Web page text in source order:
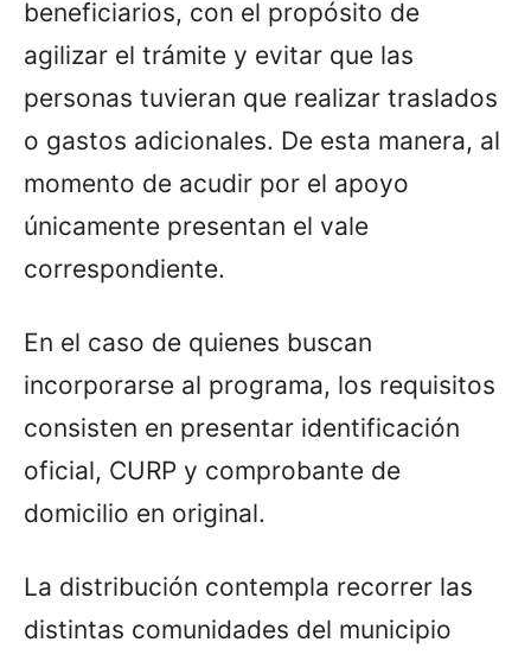
beneficiarios, con el propósito de
agilizar el trámite y evitar que las
personas tuvieran que realizar traslados
o gastos adicionales. De esta manera, al
momento de acudir por el apoyo
únicamente presentan el vale
correspondiente.
En el caso de quienes buscan
incorporarse al programa, los requisitos
consisten en presentar identificación
oficial, CURP y comprobante de
domicilio en original.
La distribución contempla recorrer las
distintas comunidades del municipio